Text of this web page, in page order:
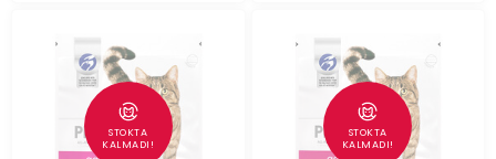
STOKTA
KALMADI!
STOKTA
KALMADI!